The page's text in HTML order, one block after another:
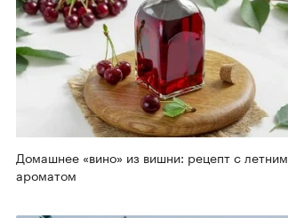
Домашнее «вино» из вишни: рецепт с летним
ароматом